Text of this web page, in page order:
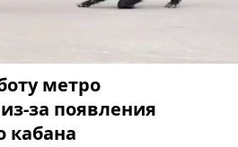
метро
за появления
кабана